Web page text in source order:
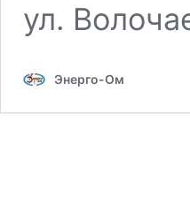
ул.
Энерго-Ом